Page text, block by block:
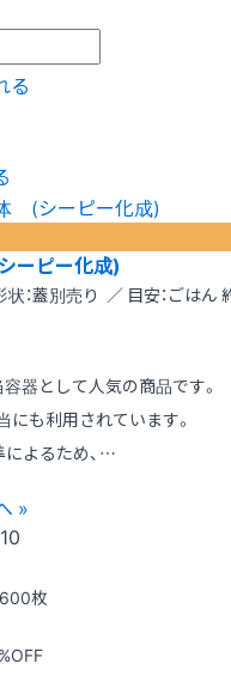
る
ーピー化成)
：蓋別売り ／ 目安：ごはん
器として人気の商品です。
にも利用されています。
よるため、…
»
枚
%OFF